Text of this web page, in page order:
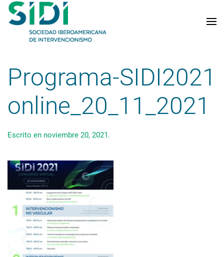
Skip to main content
Programa-SIDI2021
online_20_11_2021
Escrito en noviembre 20, 2021.